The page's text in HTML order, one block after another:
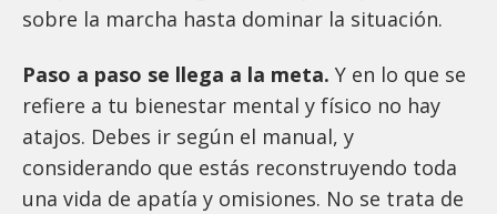
sobre la marcha hasta dominar la situación.
Paso a paso se llega a la meta. Y en lo que se
refiere a tu bienestar mental y físico no hay
atajos. Debes ir según el manual, y
considerando que estás reconstruyendo toda
una vida de apatía y omisiones. No se trata de